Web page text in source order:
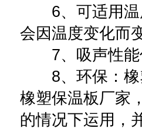
6、可适用温
会因温度变化而
7、吸声性能
8、环保：橡
橡塑保温板厂家
的情况下运用，